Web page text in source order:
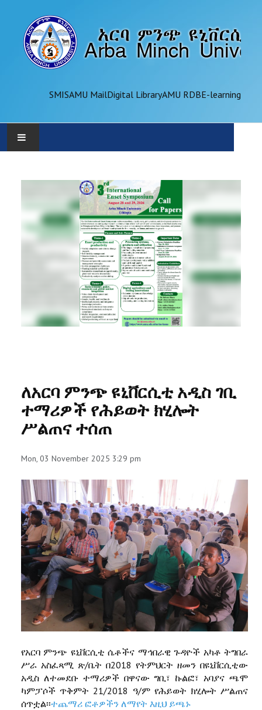
SMISAMU MailDigital LibraryAMU RDBE-learning
ADMINISTRATION
OFFICES
REGISTRAR
PARTNERSHIP
ለአርባ ምንጭ ዩኒቨርሲቲ አዲስ ገቢ
ተማሪዎች የሕይወት ክሂሎት
ሥልጠና ተሰጠ
Mon, 03 November 2025 3:29 pm
የአርባ ምንጭ ዩኒቨርሲቲ ሴቶችና ማኅበራዊ ጉዳዮች አካቶ ትግበራ
ሥራ አስፈጻሚ ጽ/ቤት በ2018 የትምህርት ዘመን በዩኒቨርሲቲው
አዲስ ለተመደቡ ተማሪዎች በዋናው ግቢ፣ ኩልፎ፣ አባያና ጫሞ
ካምፓሶች ጥቅምት 21/2018 ዓ/ም የሕይወት ክሂሎት ሥልጠና
ሰጥቷል፡፡ተጨማሪ ፎቶዎችን ለማየት እዚህ ይጫኑ